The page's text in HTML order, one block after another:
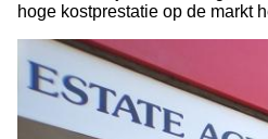
hoge kostprestatie op de markt